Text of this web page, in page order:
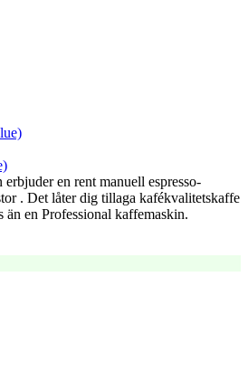
en rent manuell espresso-
. Det låter dig tillaga kafékvalitetskaffe
en Professional kaffemaskin.